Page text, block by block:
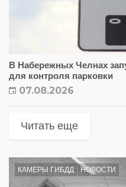
В Набережных Челнах
для контроля парковки
07.08.2026
Читать еще
КАМЕРЫ ГИБДД НОВОСТИ